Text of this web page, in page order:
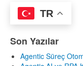
TR
Son Yazılar
Agentic Süreç